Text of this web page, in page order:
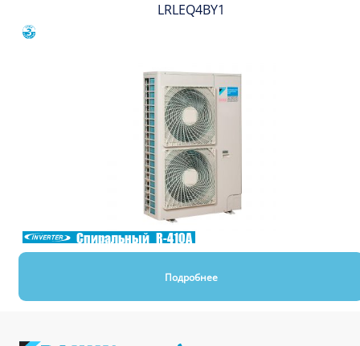
LRLEQ4BY1
Спиральный R-410A
Подробнее